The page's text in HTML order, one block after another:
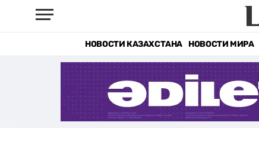
НОВОСТИ КАЗАХСТАНА НОВОСТИ МИРА